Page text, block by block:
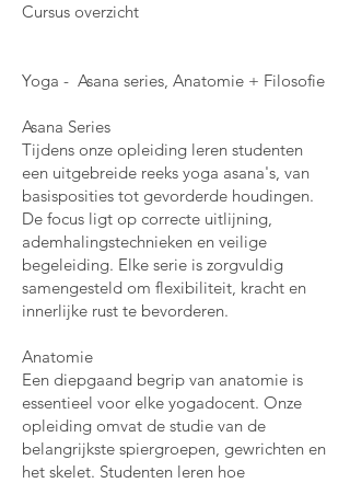
Cursus overzicht
Yoga - Asana series, Anatomie + Filosofie
Asana Series
Tijdens onze opleiding leren studenten
een uitgebreide reeks yoga asana's, van
basisposities tot gevorderde houdingen.
De focus ligt op correcte uitlijning,
ademhalingstechnieken en veilige
begeleiding. Elke serie is zorgvuldig
samengesteld om flexibiliteit, kracht en
innerlijke rust te bevorderen.
Anatomie
​Een diepgaand begrip van anatomie is
essentieel voor elke yogadocent. Onze
opleiding omvat de studie van de
belangrijkste spiergroepen, gewrichten en
het skelet. Studenten leren hoe